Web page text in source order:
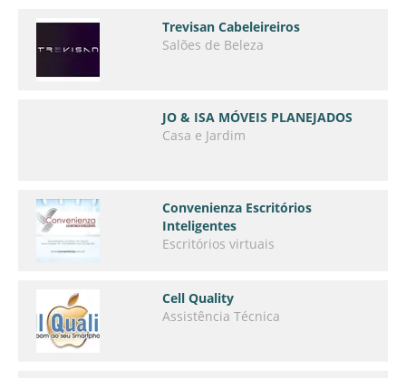
Trevisan Cabeleireiros
Salões de Beleza
JO & ISA MÓVEIS PLANEJADOS
Casa e Jardim
Convenienza Escritórios
Inteligentes
Escritórios virtuais
Cell Quality
Assistência Técnica